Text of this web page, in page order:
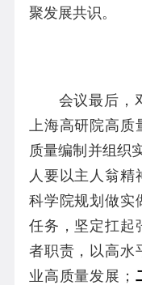
聚发展共识。
会议最后，
上海高研院高
质量编制并组织
人要以主人翁精
科学院规划做实
任务，坚定扛起
者职责，以高水
业高质量发展；